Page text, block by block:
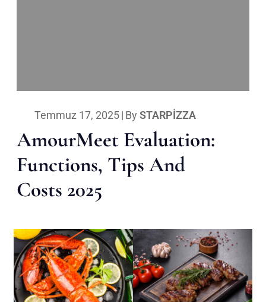
Temmuz 17, 2025| By STARPIZZA
AmourMeet Evaluation:
Functions, Tips And
Costs 2025